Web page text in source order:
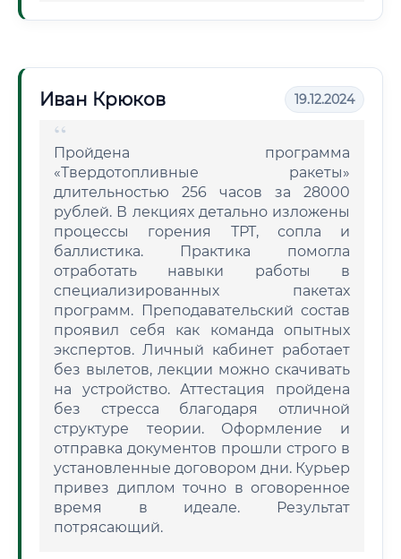
Иван Крюков 19.12.2024
Пройдена программа
«Твердотопливные ракеты»
длительностью 256 часов за 28000
рублей. В лекциях детально изложены
процессы горения ТРТ, сопла и
баллистика. Практика помогла
отработать навыки работы в
специализированных пакетах
программ. Преподавательский состав
проявил себя как команда опытных
экспертов. Личный кабинет работает
без вылетов, лекции можно скачивать
на устройство. Аттестация пройдена
без стресса благодаря отличной
структуре теории. Оформление и
отправка документов прошли строго в
установленные договором дни. Курьер
привез диплом точно в оговоренное
время в идеале. Результат
потрясающий.